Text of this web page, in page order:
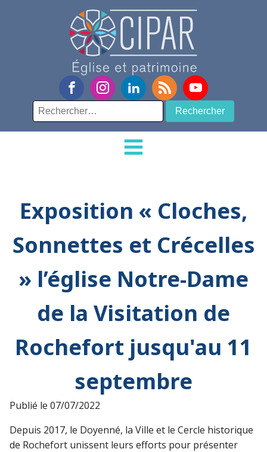
Rechercher :
Exposition « Cloches,
Sonnettes et Crécelles
» l’église Notre-Dame
de la Visitation de
Rochefort jusqu'au 11
septembre
Publié le 07/07/2022
Depuis 2017, le Doyenné, la Ville et le Cercle historique
de Rochefort unissent leurs efforts pour présenter